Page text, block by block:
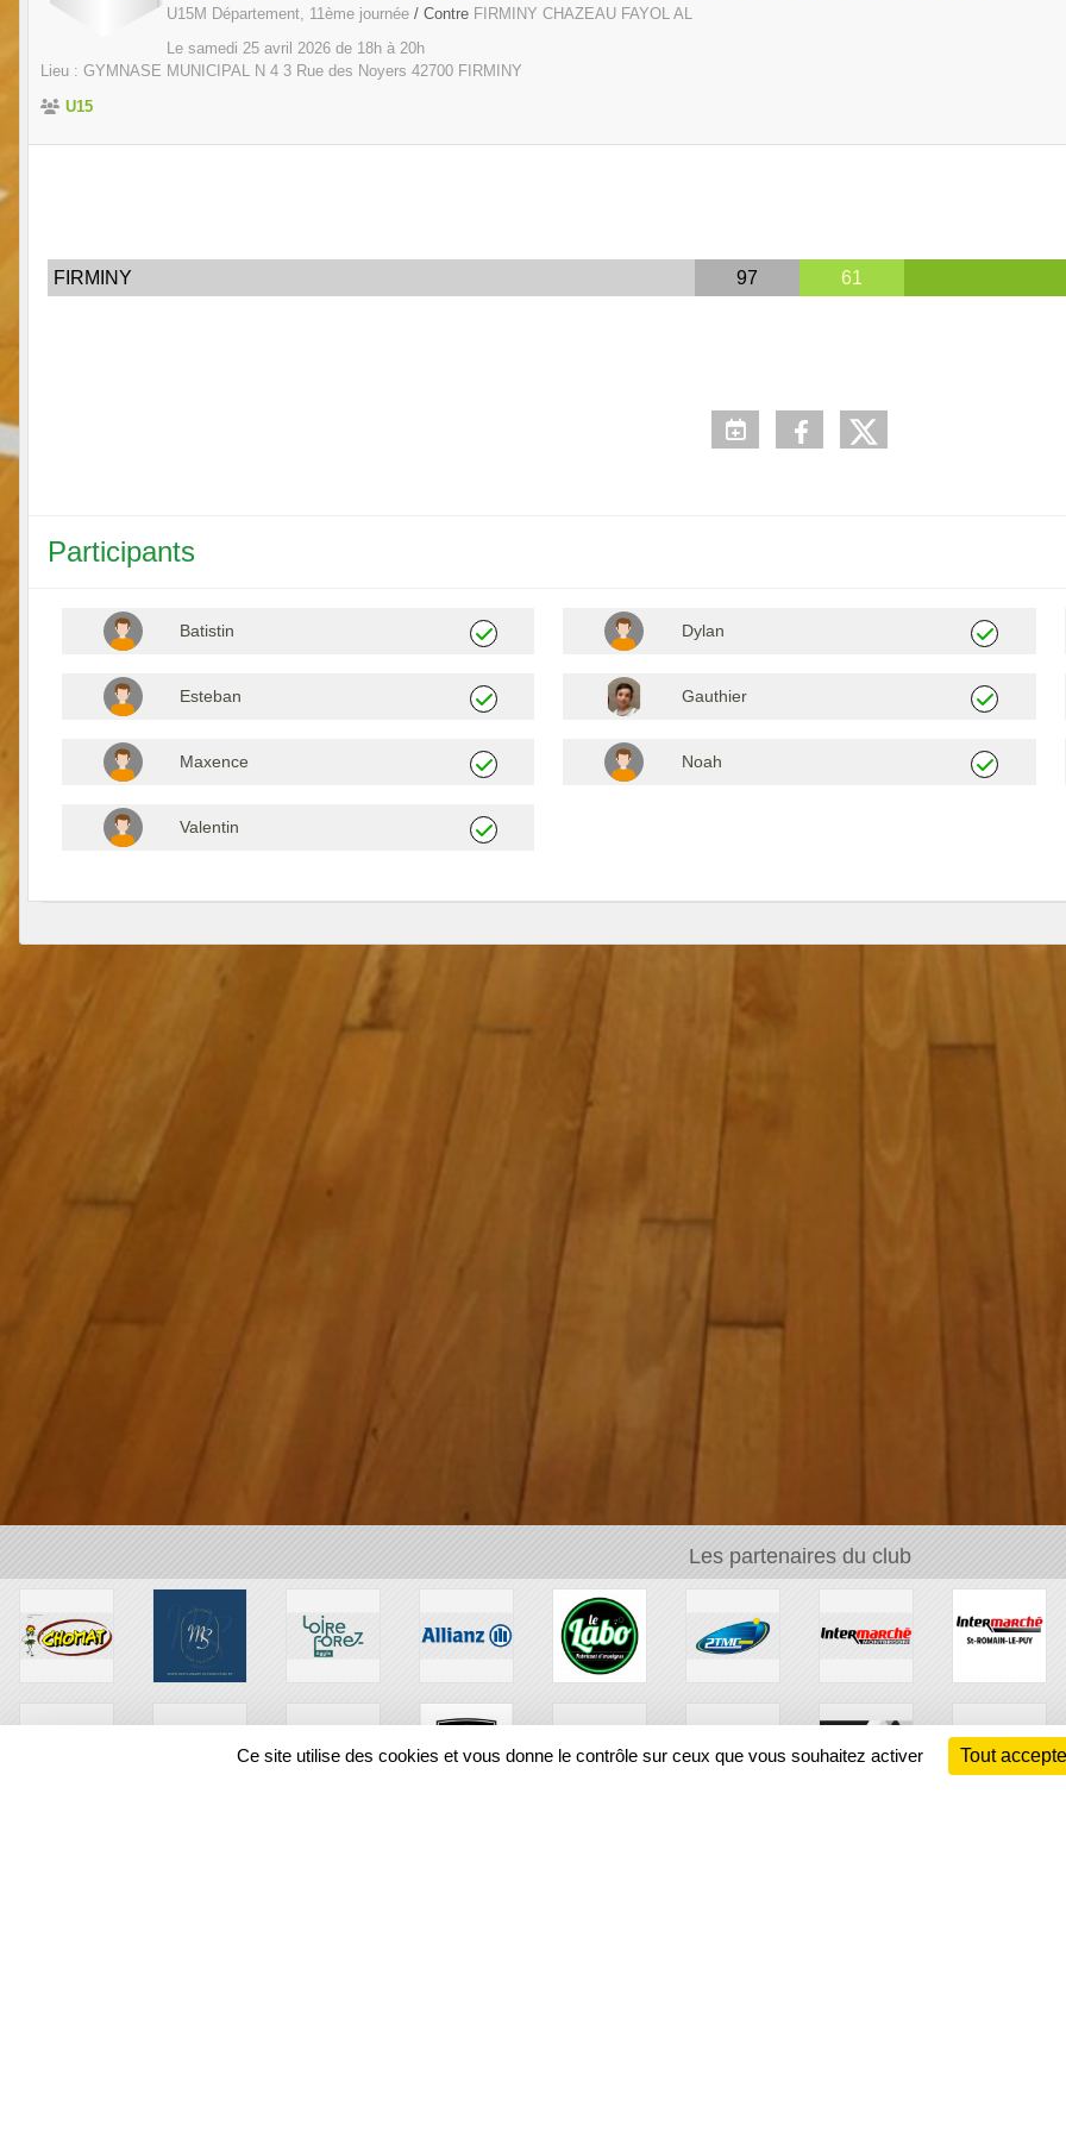
U15M Département, 11ème journée / Contre FIRMINY CHAZEAU FAYOL AL
Le samedi 25 avril 2026 de 18h à 20h
Lieu : GYMNASE MUNICIPAL N 4 3 Rue des Noyers 42700 FIRMINY
U15
FIRMINY 97 61
Participants
Batistin Dylan
Esteban Gauthier
Maxence Noah
Valentin
Les partenaires du club
Ce site utilise des cookies et vous donne le contrôle sur ceux que vous souhaitez activer Tout